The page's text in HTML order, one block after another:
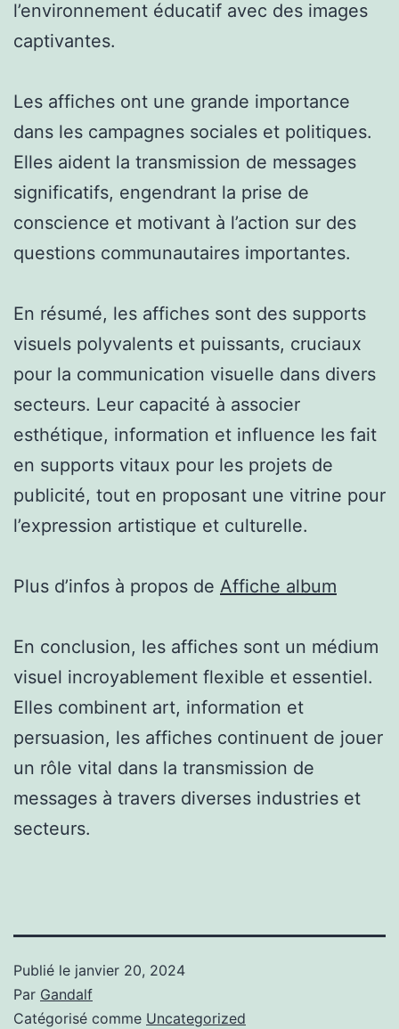
l’environnement éducatif avec des images
captivantes.
Les affiches ont une grande importance
dans les campagnes sociales et politiques.
Elles aident la transmission de messages
significatifs, engendrant la prise de
conscience et motivant à l’action sur des
questions communautaires importantes.
En résumé, les affiches sont des supports
visuels polyvalents et puissants, cruciaux
pour la communication visuelle dans divers
secteurs. Leur capacité à associer
esthétique, information et influence les fait
en supports vitaux pour les projets de
publicité, tout en proposant une vitrine pour
l’expression artistique et culturelle.
Plus d’infos à propos de Affiche album
En conclusion, les affiches sont un médium
visuel incroyablement flexible et essentiel.
Elles combinent art, information et
persuasion, les affiches continuent de jouer
un rôle vital dans la transmission de
messages à travers diverses industries et
secteurs.
Publié le janvier 20, 2024
Par Gandalf
Catégorisé comme Uncategorized